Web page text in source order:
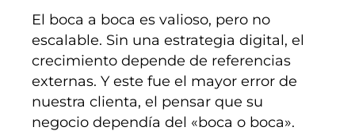
El boca a boca es valioso, pero no
escalable. Sin una estrategia digital, el
crecimiento depende de referencias
externas. Y este fue el mayor error de
nuestra clienta, el pensar que su
negocio dependía del «boca o boca».